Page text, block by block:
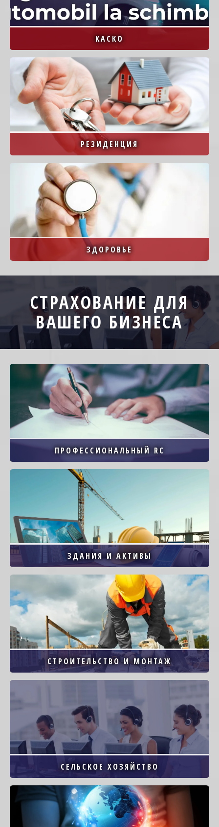
КАСКО
Image
РЕЗИДЕНЦИЯ
ЗДОРОВЬЕ
СТРАХОВАНИЕ ДЛЯ
ВАШЕГО БИЗНЕСА
Image
ПРОФЕССИОНАЛЬНЫЙ RC
Image
ЗДАНИЯ И АКТИВЫ
Image
СТРОИТЕЛЬСТВО И МОНТАЖ
Image
СЕЛЬСКОЕ ХОЗЯЙСТВО
Image